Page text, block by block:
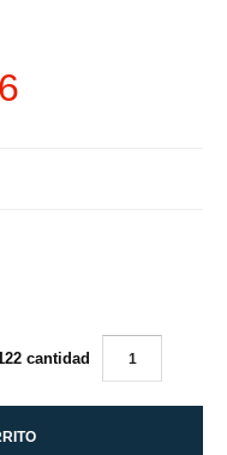
cantidad